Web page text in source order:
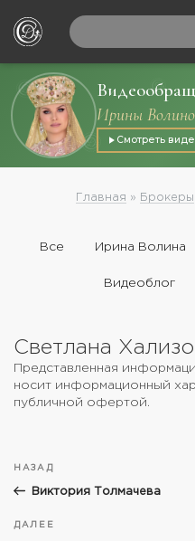
Ирины
Смотреть
Главная » Брокеры
Все Ирина Волина
Видеоблог
Светлана
Представленная
носит информационный
публичной офертой.
НАЗАД
Виктория Толмачева
ДАЛЕЕ